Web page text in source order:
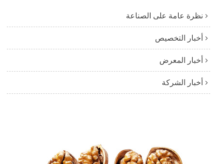
نظرة عامة على الصناعة
أخبار التخصيص
أخبار المعرض
أخبار الشركة